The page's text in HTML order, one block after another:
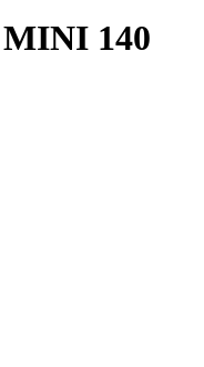
140